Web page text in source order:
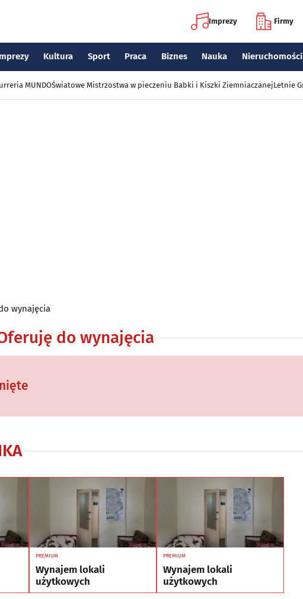
Imprezy Firmy
Kultura Sport Praca Biznes Nauka Nieruchomości
MUNDOŚwiatowe Mistrzostwa w pieczeniu Babki i Kiszki ZiemniaczanejLetnie
wynajęcia
do wynajęcia
PREMIUM
Wynajem lokali
użytkowych
PREMIUM
Wynajem lokali
użytkowych